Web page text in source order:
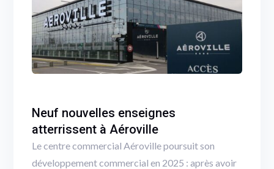
Neuf nouvelles enseignes
atterrissent à Aéroville
Le centre commercial Aéroville poursuit son
développement commercial en 2025 : après avoir